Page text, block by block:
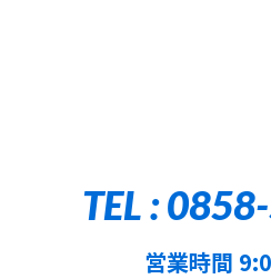
TEL :
営業時間